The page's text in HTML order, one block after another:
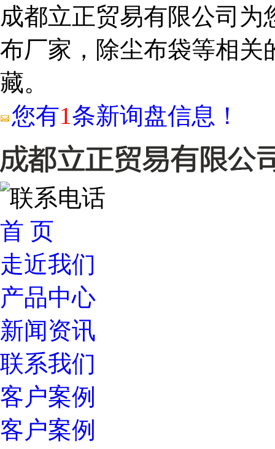
成都立正贸易有限公司为
布厂家，除尘布袋等相关
藏。
您有1条新询盘信息！
首 页
走近我们
产品中心
新闻资讯
联系我们
客户案例
客户案例